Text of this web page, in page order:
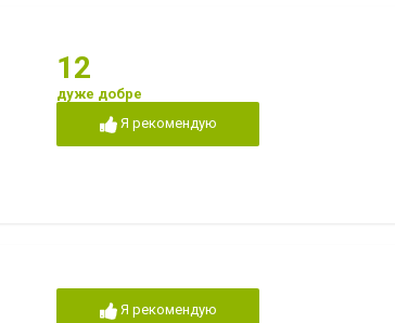
12
дуже добре
Я рекомендую
Я рекомендую